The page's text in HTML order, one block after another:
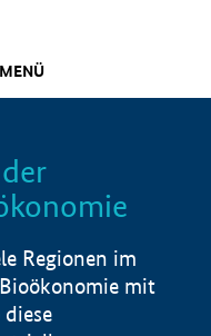
MENÜ
Regionen im
mit